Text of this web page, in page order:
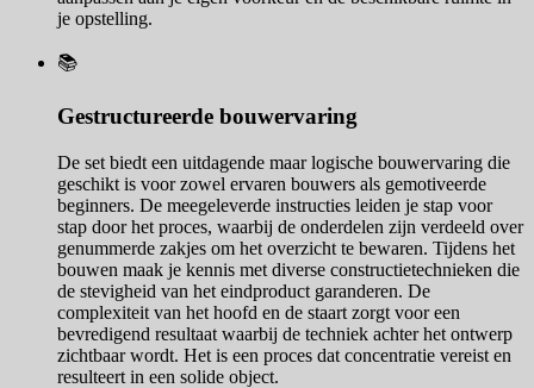
je opstelling.
📚
Gestructureerde bouwervaring
De set biedt een uitdagende maar logische bouwervaring die
geschikt is voor zowel ervaren bouwers als gemotiveerde
beginners. De meegeleverde instructies leiden je stap voor
stap door het proces, waarbij de onderdelen zijn verdeeld over
genummerde zakjes om het overzicht te bewaren. Tijdens het
bouwen maak je kennis met diverse constructietechnieken die
de stevigheid van het eindproduct garanderen. De
complexiteit van het hoofd en de staart zorgt voor een
bevredigend resultaat waarbij de techniek achter het ontwerp
zichtbaar wordt. Het is een proces dat concentratie vereist en
resulteert in een solide object.